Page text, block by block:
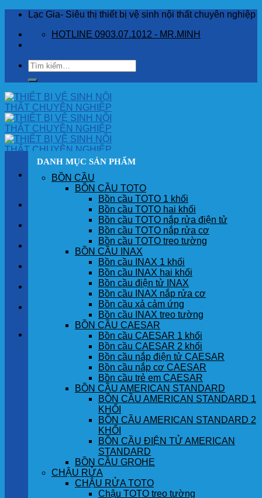
Skip
content
Lạc Gia- Siêu thị thiết bị vệ sinh nội thất chuyên nghiệp
HOTLINE 0903.07.1012 - MR.MINH
Tìm
kiếm:
SẢN PHẨM
GÓC KHÁCH HÀNG
Chưa có sản phẩm trong giỏ hàng.
DANH MỤC SẢN PHẨM
BỒN CẦU
BỒN CẦU TOTO
Bồn cầu TOTO 1 khối
Bồn cầu TOTO hai khối
Bồn cầu TOTO nắp rửa điện tử
Bồn cầu TOTO nắp rửa cơ
Bồn cầu TOTO treo tường
BỒN CẦU INAX
Bồn cầu INAX 1 khối
Bồn cầu INAX hai khối
Bồn cầu điện tử INAX
Bồn cầu INAX nắp rửa cơ
Bồn cầu xả cảm ứng
Bồn cầu INAX treo tường
BỒN CẦU CAESAR
Bồn cầu CAESAR 1 khối
Bồn cầu CAESAR 2 khối
Bồn cầu nắp điện tử CAESAR
Bồn cầu nắp cơ CAESAR
Bồn cầu trẻ em CAESAR
BỒN CẦU AMERICAN STANDARD
BỒN CẦU AMERICAN STANDARD 1
KHỐI
BỒN CẦU AMERICAN STANDARD 2
KHỐI
BỒN CẦU ĐIỆN TỬ AMERICAN
STANDARD
BỒN CẦU GROHE
CHẬU RỬA
CHẬU RỬA TOTO
Chậu TOTO treo tường